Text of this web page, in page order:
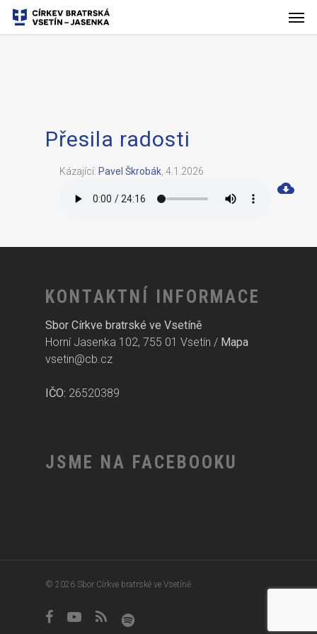
Přesila radosti
Kázající: Pavel Škrobák 4.1.2026
KONTAKTNÍ INFORMACE
Sbor Církve bratrské ve Vsetíně
Horní Jasenka 102, 755 01 Vsetín / Mapa
vsetin@cb.cz
IČO: 26520389
JSME NA FACEBOOKU
© 2026 Sbor Církve bratrské ve Vsetíně.